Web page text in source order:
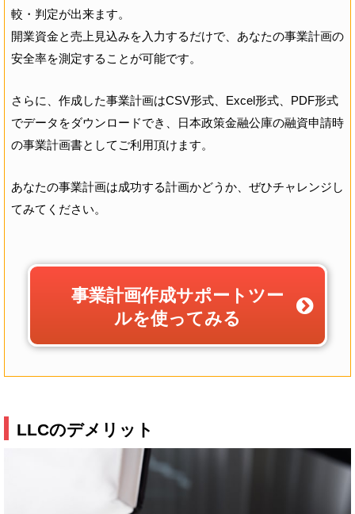
較・判定が出来ます。
開業資金と売上見込みを入力するだけで、あなたの事業計画の
安全率を測定することが可能です。
さらに、作成した事業計画はCSV形式、Excel形式、PDF形式
でデータをダウンロードでき、日本政策金融公庫の融資申請時
の事業計画書としてご利用頂けます。
あなたの事業計画は成功する計画かどうか、ぜひチャレンジし
てみてください。
事業計画作成サポートツー
ルを使ってみる
LLCのデメリット